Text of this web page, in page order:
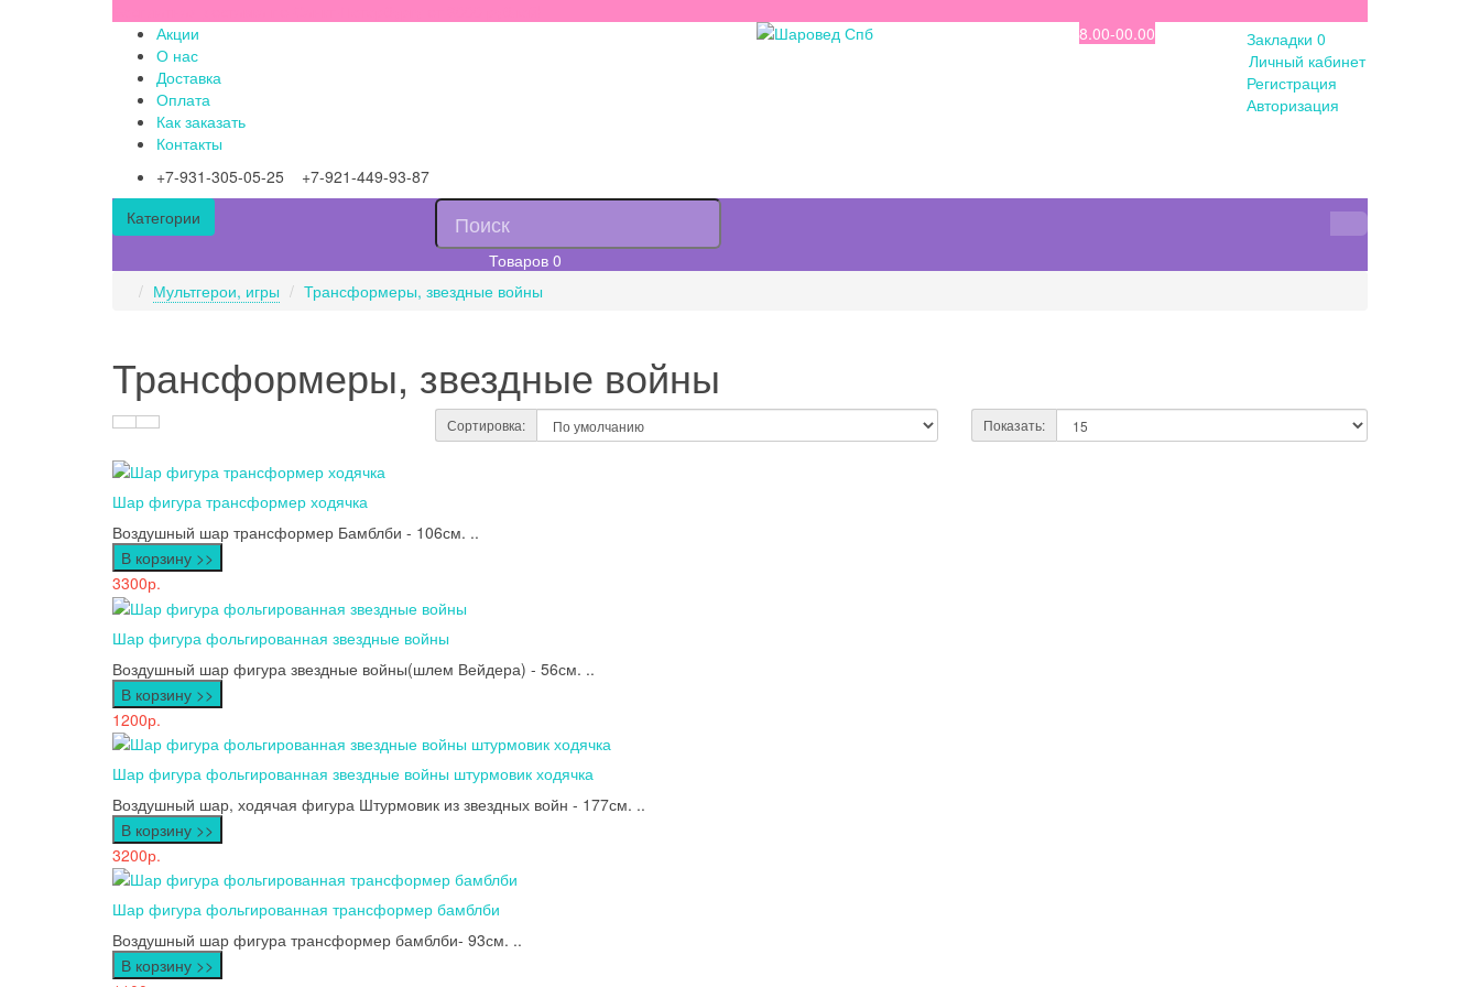
Акции
О нас
Доставка
Оплата
Как заказать
Контакты
+7-931-305-05-25 +7-921-449-93-87
Закладки 0
Личный кабинет
Регистрация
Авторизация
8.00-00.00
Категории
Товаров 0
Мультгерои, игры
Трансформеры, звездные войны
Трансформеры, звездные войны
Сортировка: Показать:
Шар фигура трансформер ходячка
Воздушный шар трансформер Бамблби - 106см. ..
В корзину >>
3300р.
Шар фигура фольгированная звездные войны
Воздушный шар фигура звездные войны(шлем Вейдера) - 56см. ..
В корзину >>
1200р.
Шар фигура фольгированная звездные войны штурмовик ходячка
Воздушный шар, ходячая фигура Штурмовик из звездных войн - 177см. ..
В корзину >>
3200р.
Шар фигура фольгированная трансформер бамблби
Воздушный шар фигура трансформер бамблби- 93см. ..
В корзину >>